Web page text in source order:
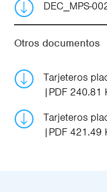
DEC_MPS-
Otros documentos
Tarjeteros
PDF 240.81
Tarjeteros
PDF 421.49